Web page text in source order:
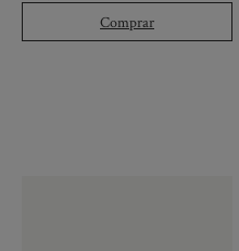
Comprar